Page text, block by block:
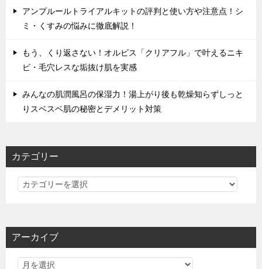
アンプルールトライアルキットの評判と使い方や注意点！シ
ミ・くすみの悩みに徹底解説！
もう、くり返さない！オルビス「クリアフル」で叶えるニキ
ビ・毛穴レスな垢抜け肌を実感
みんなの肌潤風呂の保湿力！湯上がり後も乾燥知らずしっと
りスベスベ肌の秘密とデメリット対策
カテゴリー
カ
リ
アーカイブ